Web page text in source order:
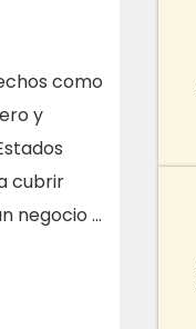
como
y
cubrir
negocio …